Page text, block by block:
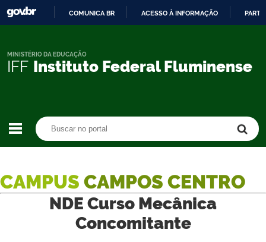
CONTEÚDO
COMUNICA BR ACESSO À INFORMAÇÃO
IFF Instituto Federal Fluminense
MINISTÉRIO DA EDUCAÇÃO
CAMPUS CAMPOS CENTRO
NDE Curso Mecânica
Concomitante